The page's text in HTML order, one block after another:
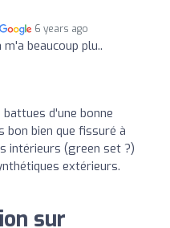
6 years ago
beaucoup plu..
d'une bonne
bien que fissuré à
intérieurs (green set ?)
extérieurs.
sur